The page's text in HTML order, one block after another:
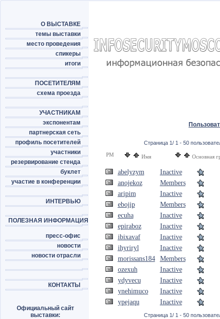
О ВЫСТАВКЕ
темы выставки
место проведения
спикеры
итоги
ПОСЕТИТЕЛЯМ
схема проезда
УЧАСТНИКАМ
экспонентам
партнерская сеть
профиль посетителей
участники
резервирование стенда
буклет
участие в конференции
ИНТЕРВЬЮ
ПОЛЕЗНАЯ ИНФОРМАЦИЯ
пресс-офис
новости
новости отрасли
КОНТАКТЫ
Официальный сайт
выставки:
Страница 1/ 1 - 50
PM
Имя Основная
abelyzym
Inactive
anojekoz
Members
aripim
Inactive
ebojip
Members
ecuha
Inactive
epiraboz
Inactive
ibixavaf
Inactive
ihyriryl
Inactive
morissans184
Members
ozexuh
Inactive
ydyvecu
Inactive
ynehimuco
Inactive
ypejaqu
Inactive
Страница 1/ 1 - 50